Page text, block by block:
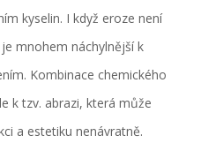
kyselin. I když eroze není
mnohem náchylnější k
Kombinace chemického
k tzv. abrazi, která může
a estetiku nenávratně.